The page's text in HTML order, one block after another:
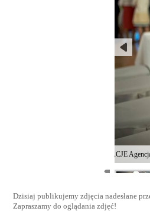
fot.
Dzisiaj publikujemy zdjęcia nadesłane
Zapraszamy do oglądania zdjęć!